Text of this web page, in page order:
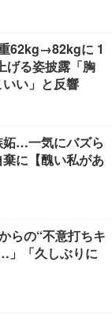
62kg→82kgに 1
げる姿披露「胸
い」と反響
妬…一気にバズら
に【醜い私があ
らの“不意打ちキ
」「久しぶりに